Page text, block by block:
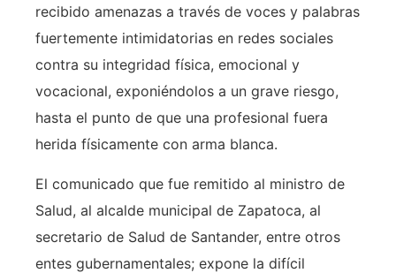
recibido amenazas a través de voces y palabras
fuertemente intimidatorias en redes sociales
contra su integridad física, emocional y
vocacional, exponiéndolos a un grave riesgo,
hasta el punto de que una profesional fuera
herida físicamente con arma blanca.
El comunicado que fue remitido al ministro de
Salud, al alcalde municipal de Zapatoca, al
secretario de Salud de Santander, entre otros
entes gubernamentales; expone la difícil